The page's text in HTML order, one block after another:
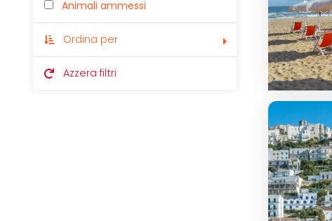
Animali ammessi
Ordina per
Azzera filtri